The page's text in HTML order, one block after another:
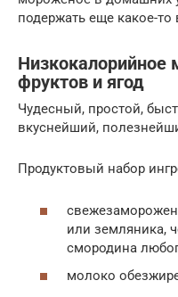
подержать еще какое-
Низкокалорийное
фруктов и ягод
Чудесный, простой,
вкуснейший,
Продуктовый набор
или земляника,
смородина
молоко